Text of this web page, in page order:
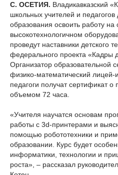
С. ОСЕТИЯ. Владикавказский
школьных учителей и педагогов
образования освоить работу
высокотехнологичном
проведут наставники детского
федерального проекта «Кадры
Организатор образовательной
физико-математический лицей-
педагоги получат сертификат
объемом 72 часа.
«Учителя научатся основам
работы с 3d-принтерами и
помощью робототехники и
образовании. Курс будет
информатики, технологии и
роста», – рассказал